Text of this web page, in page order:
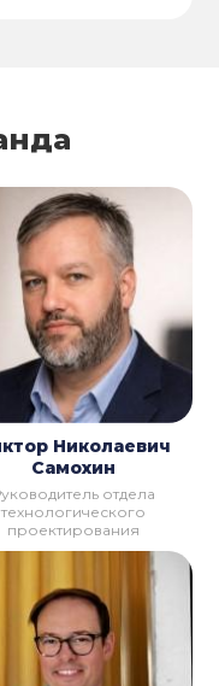
Николаевич
Самохин
отдела
технологического
проектирования